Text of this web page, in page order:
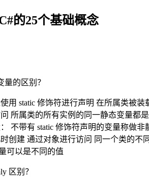
的25个基础概念
量的区别？
用 static 修饰符进行声明 在所属类被装
所属类的所有实例的同一静态变量都是
不带有 static 修饰符声明的变量称做非
创建 通过对象进行访问 同一个类的不
可以是不同的值
区别？